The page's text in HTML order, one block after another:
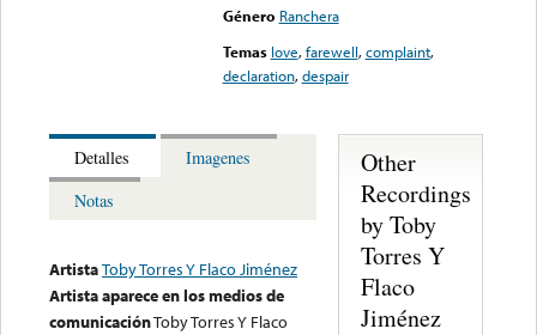
Género Ranchera
Temas love,farewell,complaint,
declaration,despair
Detalles
Imagenes
Notas
ArtistaToby Torres Y Flaco Jiménez
Artista aparece en los medios de
comunicaciónToby Torres Y Flaco
Other
Recordings
by Toby
Torres Y
Flaco
Jiménez